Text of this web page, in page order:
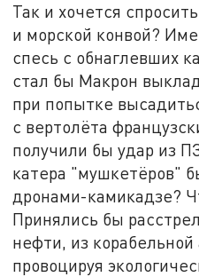
Так и хочется
и морской конвой?
спесь с обнаглевших
стал бы Макрон
при попытке
с вертолёта
получили бы удар из
катера "мушкетёров"
дронами-камикадзе?
Принялись бы
нефти, из
провоцируя